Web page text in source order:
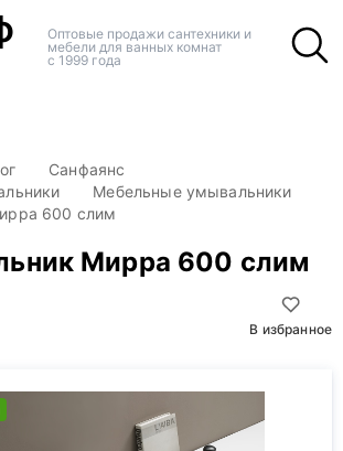
Оптовые продажи сантехники и
мебели для ванных комнат
с 1999 года
Санфаянс
Мебельные умывальники
600 слим
Мирра 600 слим
В избранное